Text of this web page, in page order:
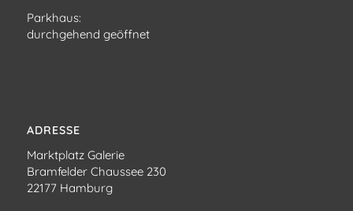
Parkhaus:
durchgehend geöffnet
ADRESSE
Marktplatz Galerie
Bramfelder Chaussee 230
22177 Hamburg